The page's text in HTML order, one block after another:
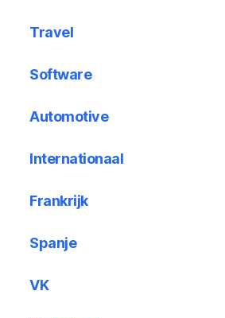
Travel
Software
Automotive
Internationaal
Frankrijk
Spanje
VK